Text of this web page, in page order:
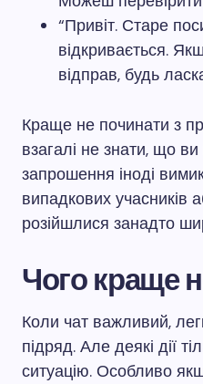
“Привіт. Старе
відкривається.
відправ, будь
Краще не починати з
взагалі не знати, що
запрошення іноді
випадкових учасників
розійшлися занадто
Чого краще
Коли чат важливий,
підряд. Але деякі дії
ситуацію. Особливо